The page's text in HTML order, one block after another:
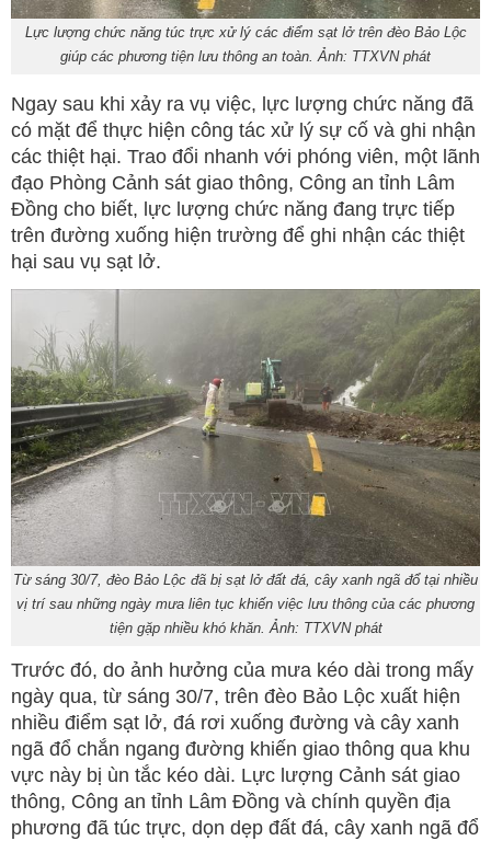
Lực lượng chức năng túc trực xử lý các điểm sạt lở trên đèo Bảo Lộc
giúp các phương tiện lưu thông an toàn. Ảnh: TTXVN phát
Ngay sau khi xảy ra vụ việc, lực lượng chức năng đã
có mặt để thực hiện công tác xử lý sự cố và ghi nhận
các thiệt hại. Trao đổi nhanh với phóng viên, một lãnh
đạo Phòng Cảnh sát giao thông, Công an tỉnh Lâm
Đồng cho biết, lực lượng chức năng đang trực tiếp
trên đường xuống hiện trường để ghi nhận các thiệt
hại sau vụ sạt lở.
Từ sáng 30/7, đèo Bảo Lộc đã bị sạt lở đất đá, cây xanh ngã đổ tại nhiều
vị trí sau những ngày mưa liên tục khiến việc lưu thông của các phương
tiện gặp nhiều khó khăn. Ảnh: TTXVN phát
Trước đó, do ảnh hưởng của mưa kéo dài trong mấy
ngày qua, từ sáng 30/7, trên đèo Bảo Lộc xuất hiện
nhiều điểm sạt lở, đá rơi xuống đường và cây xanh
ngã đổ chắn ngang đường khiến giao thông qua khu
vực này bị ùn tắc kéo dài. Lực lượng Cảnh sát giao
thông, Công an tỉnh Lâm Đồng và chính quyền địa
phương đã túc trực, dọn dẹp đất đá, cây xanh ngã đổ